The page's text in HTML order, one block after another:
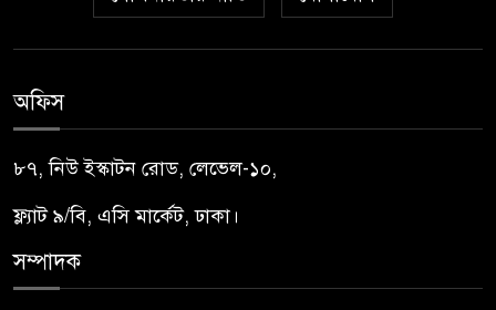
অফিস
৮৭, নিউ ইস্কাটন রোড, লেভেল-১০,
ফ্ল্যাট ৯/বি, এসি মার্কেট, ঢাকা।
সম্পাদক